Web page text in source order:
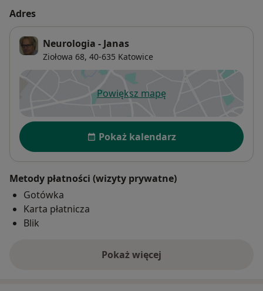
Adres
Neurologia - Janas
Ziołowa 68, 40-635 Katowice
Powiększ mapęotwiera się w nowej karcie
Dostępność
Pokaż kalendarz
Metody płatności (wizyty prywatne)
Gotówka
Karta płatnicza
Blik
Pokaż więcej
o adresie